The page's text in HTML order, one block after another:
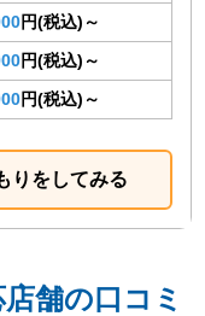
円(税込)～
円(税込)～
円(税込)～
りをしてみる
舗の口コミ